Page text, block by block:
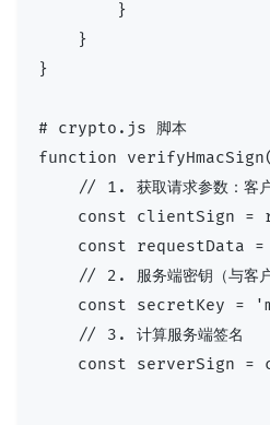
        }
    }
}
# crypto.js 脚本
function
// 1. 获取请求参数：客
const clientSign =
const requestData =
// 2. 服务端密钥（与客户
const secretKey =
    // 3. 计算服务端签名
const serverSign =